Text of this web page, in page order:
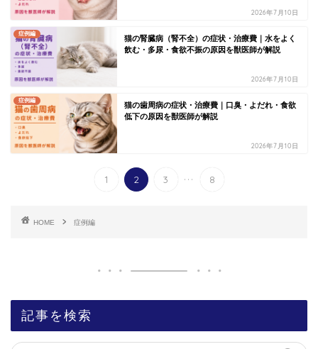
2026年7月10日
症例編
猫の腎臓病（腎不全）の症状・治療費｜水をよく
飲む・多尿・食欲不振の原因を獣医師が解説
2026年7月10日
症例編
猫の歯周病の症状・治療費｜口臭・よだれ・食欲
低下の原因を獣医師が解説
2026年7月10日
1 2 3 ... 8
HOME 症例編
記事を検索